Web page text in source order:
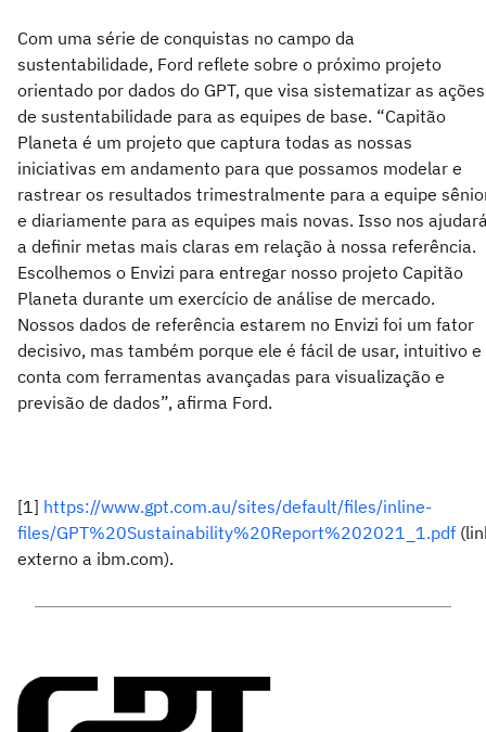
Com uma série de conquistas no campo da
sustentabilidade, Ford reflete sobre o próximo projeto
orientado por dados do GPT, que visa sistematizar as ações
de sustentabilidade para as equipes de base. “Capitão
Planeta é um projeto que captura todas as nossas
iniciativas em andamento para que possamos modelar e
rastrear os resultados trimestralmente para a equipe
e diariamente para as equipes mais novas. Isso nos
a definir metas mais claras em relação à nossa referência.
Escolhemos o Envizi para entregar nosso projeto Capitão
Planeta durante um exercício de análise de mercado.
Nossos dados de referência estarem no Envizi foi um fator
decisivo, mas também porque ele é fácil de usar, intuitivo e
conta com ferramentas avançadas para visualização e
previsão de dados”, afirma Ford.
[1] https://www.gpt.com.au/sites/default/files/inline-
files/GPT%20Sustainability%20Report%202021_1.pdf
externo a ibm.com).